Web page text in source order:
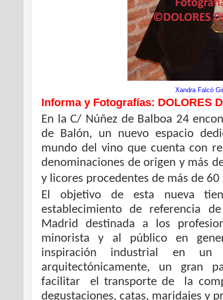
Xandra Falcó
Informa y Fotografías: DOLORES
En la C/ Núñez de Balboa 24
de Balón, un nuevo espacio
mundo del vino que cuenta con
denominaciones de origen y más
y licores procedentes de más de 60
El objetivo de esta nueva
establecimiento de referencia
Madrid destinada a los
minorista y al público en
inspiración industrial en un
arquitectónicamente, un gran
facilitar el transporte de la
degustaciones, catas, maridajes y